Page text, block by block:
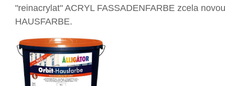
"reinacrylat" ACRYL FASSADENFARBE zcela
HAUSFARBE.